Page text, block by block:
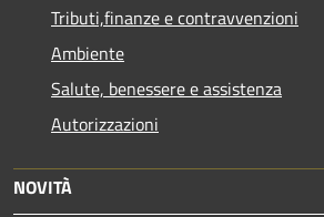
Tributi,finanze e contravvenzioni
Ambiente
Salute, benessere e assistenza
Autorizzazioni
NOVITÀ